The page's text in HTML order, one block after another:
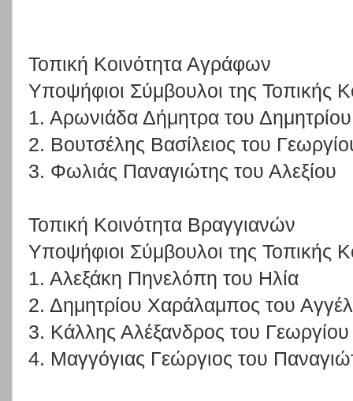
Τοπική Κοινότητα Αγράφων
Υποψήφιοι Σύμβουλοι της Τοπικής
1. Αρωνιάδα Δήμητρα του Δημητρίου
2. Βουτσέλης Βασίλειος του
3. Φωλιάς Παναγιώτης του Αλεξίου
Τοπική Κοινότητα Βραγγιανών
Υποψήφιοι Σύμβουλοι της Τοπικής
1. Αλεξάκη Πηνελόπη του Ηλία
2. Δημητρίου Χαράλαμπος του
3. Κάλλης Αλέξανδρος του Γεωργίου
4. Μαγγόγιας Γεώργιος του